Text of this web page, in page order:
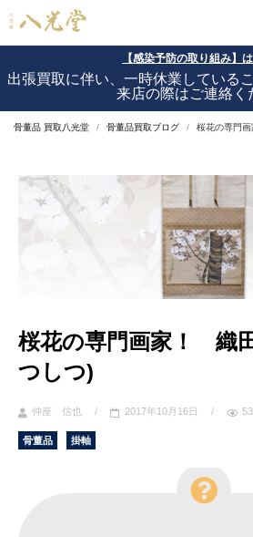
【感染予防の取り組み】
出張買取に伴い、一時休業している
来店の際はご連絡く
骨董品 買取八光堂 骨董品買取ブログ 桜花の専門
桜花の専門画家！ 織
つしつ)
仲座 信也 / 2017年10月16日 /
骨董品 掛軸